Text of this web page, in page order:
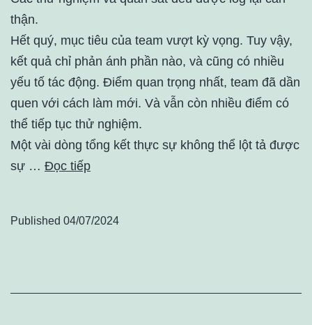
thận.
Hết quý, mục tiêu của team vượt kỳ vọng. Tuy vậy,
kết quả chỉ phản ánh phần nào, và cũng có nhiều
yếu tố tác động. Điểm quan trọng nhất, team đã dần
quen với cách làm mới. Và vẫn còn nhiều điểm có
thể tiếp tục thử nghiệm.
Một vài dòng tổng kết thực sự không thể lột tả được
sự … Đọc tiếp
Published 04/07/2024